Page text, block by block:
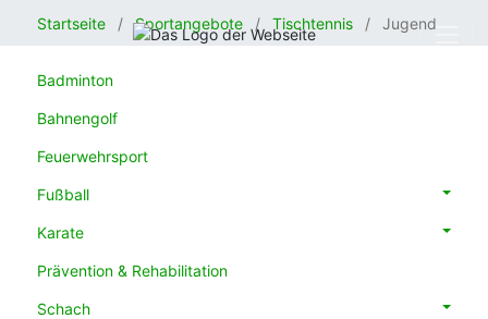
Startseite Sportangebote Tischtennis Jugend
Badminton
Bahnengolf
Feuerwehrsport
Fußball
Karate
Prävention & Rehabilitation
Schach